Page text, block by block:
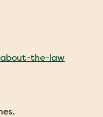
the-law